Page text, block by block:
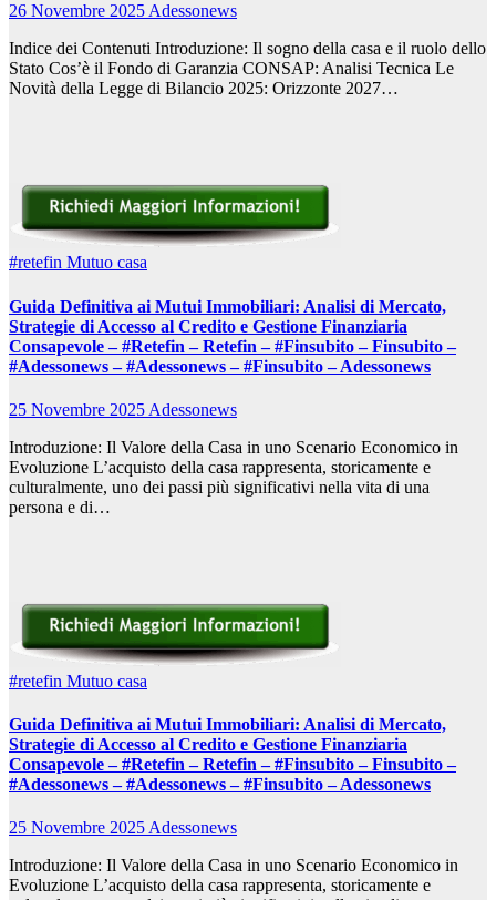
26 Novembre 2025 Adessonews
Indice dei Contenuti Introduzione: Il sogno della casa e il ruolo dello
Stato Cos’è il Fondo di Garanzia CONSAP: Analisi Tecnica Le
Novità della Legge di Bilancio 2025: Orizzonte 2027…
#retefin Mutuo casa
Guida Definitiva ai Mutui Immobiliari: Analisi di Mercato,
Strategie di Accesso al Credito e Gestione Finanziaria
Consapevole – #Retefin – Retefin – #Finsubito – Finsubito –
#Adessonews – #Adessonews – #Finsubito – Adessonews
25 Novembre 2025 Adessonews
Introduzione: Il Valore della Casa in uno Scenario Economico in
Evoluzione L’acquisto della casa rappresenta, storicamente e
culturalmente, uno dei passi più significativi nella vita di una
persona e di…
#retefin Mutuo casa
Guida Definitiva ai Mutui Immobiliari: Analisi di Mercato,
Strategie di Accesso al Credito e Gestione Finanziaria
Consapevole – #Retefin – Retefin – #Finsubito – Finsubito –
#Adessonews – #Adessonews – #Finsubito – Adessonews
25 Novembre 2025 Adessonews
Introduzione: Il Valore della Casa in uno Scenario Economico in
Evoluzione L’acquisto della casa rappresenta, storicamente e